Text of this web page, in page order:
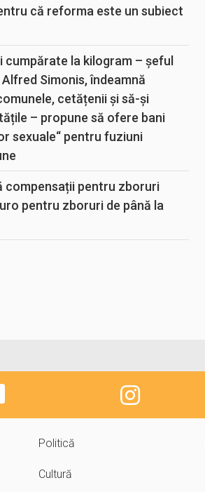
că reforma este un subiect
cumpărate la kilogram – șeful
Simonis, îndeamnă
cetățenii și să-și
– propune să ofere bani
sexuale“ pentru fuziuni
compensații pentru zboruri
pentru zboruri de până la
Politică
Cultură